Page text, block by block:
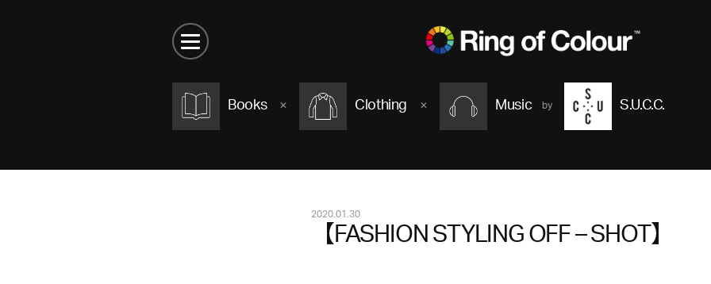
Books Clothing Music S.U.C.C.
2020.01.30
【FASHION STYLING OFF – SHOT】